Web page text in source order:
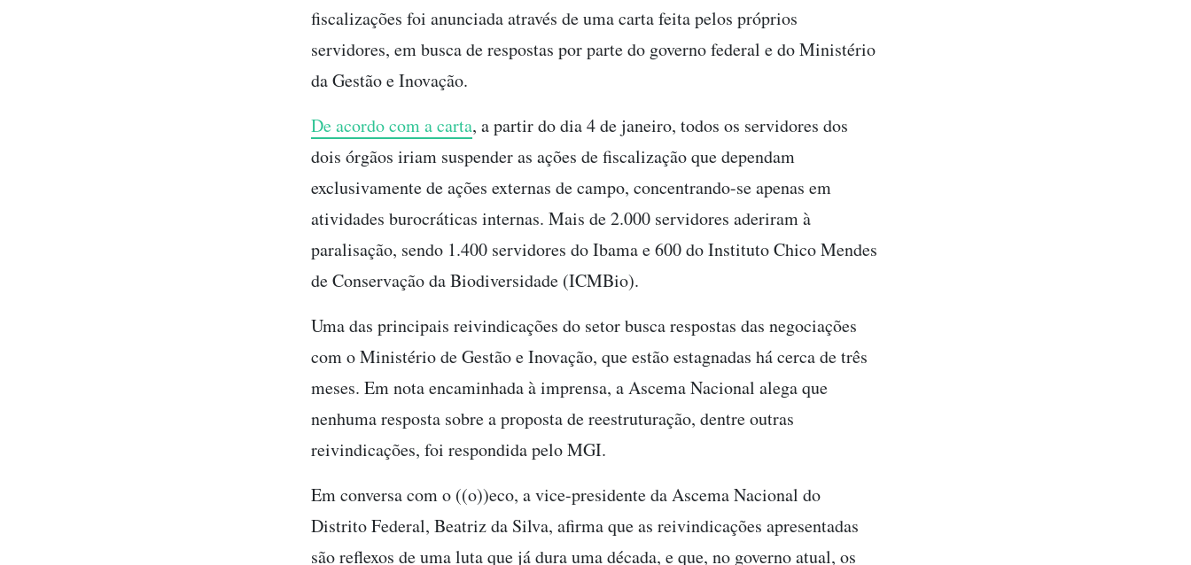
fiscalizações foi anunciada através de uma carta feita pelos próprios
servidores, em busca de respostas por parte do governo federal e do Ministério
da Gestão e Inovação.
De acordo com a carta, a partir do dia 4 de janeiro, todos os servidores dos
dois órgãos iriam suspender as ações de fiscalização que dependam
exclusivamente de ações externas de campo, concentrando-se apenas em
atividades burocráticas internas. Mais de 2.000 servidores aderiram à
paralisação, sendo 1.400 servidores do Ibama e 600 do Instituto Chico Mendes
de Conservação da Biodiversidade (ICMBio).
Uma das principais reivindicações do setor busca respostas das negociações
com o Ministério de Gestão e Inovação, que estão estagnadas há cerca de três
meses. Em nota encaminhada à imprensa, a Ascema Nacional alega que
nenhuma resposta sobre a proposta de reestruturação, dentre outras
reivindicações, foi respondida pelo MGI.
Em conversa com o ((o))eco, a vice-presidente da Ascema Nacional do
Distrito Federal, Beatriz da Silva, afirma que as reivindicações apresentadas
são reflexos de uma luta que já dura uma década, e que, no governo atual, os